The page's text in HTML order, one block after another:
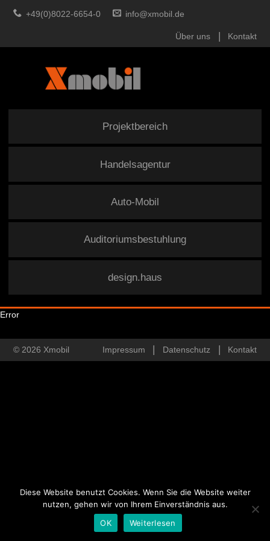
+49(0)8022-6654-0 info@xmobil.de
Über uns Kontakt
Projektbereich
Handelsagentur
Auto-Mobil
Auditoriumsbestuhlung
design.haus
Error
© 2026 Xmobil Impressum Datenschutz Kontakt
Diese Website benutzt Cookies. Wenn Sie die Website weiter
nutzen, gehen wir von Ihrem Einverständnis aus.
OK
Weiterlesen